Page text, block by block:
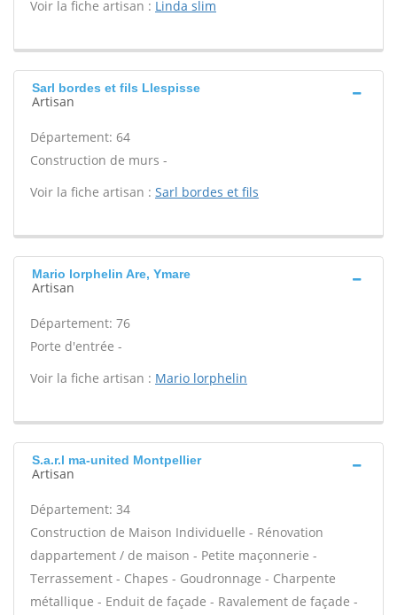
Voir la fiche artisan : Linda slim
Sarl bordes et fils Llespisse
Artisan
Département: 64
Construction de murs -
Voir la fiche artisan : Sarl bordes et fils
Mario lorphelin Are, Ymare
Artisan
Département: 76
Porte d'entrée -
Voir la fiche artisan : Mario lorphelin
S.a.r.l ma-united Montpellier
Artisan
Département: 34
Construction de Maison Individuelle - Rénovation
dappartement / de maison - Petite maçonnerie -
Terrassement - Chapes - Goudronnage - Charpente
métallique - Enduit de façade - Ravalement de façade -